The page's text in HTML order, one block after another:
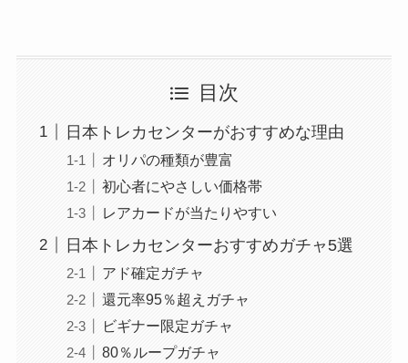
目次
日本トレカセンターがおすすめな理由
オリパの種類が豊富
初心者にやさしい価格帯
レアカードが当たりやすい
日本トレカセンターおすすめガチャ5選
アド確定ガチャ
還元率95％超えガチャ
ビギナー限定ガチャ
80％ループガチャ